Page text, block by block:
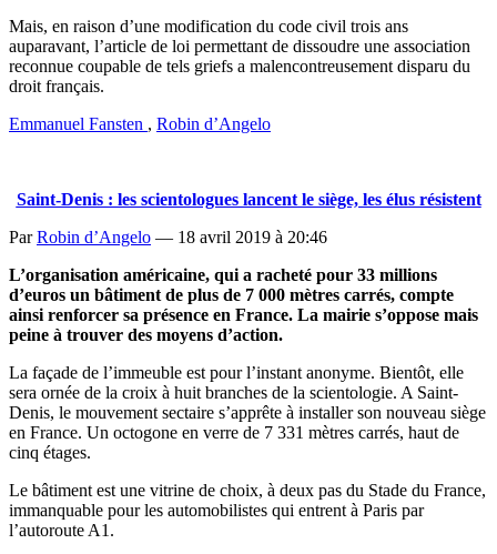
Mais, en raison d’une modification du code civil trois ans
auparavant, l’article de loi permettant de dissoudre une association
reconnue coupable de tels griefs a malencontreusement disparu du
droit français.
Emmanuel Fansten , Robin d’Angelo
Saint-Denis : les scientologues lancent le siège, les élus résistent
ParRobin d’Angelo — 18 avril 2019 à 20:46
L’organisation américaine, qui a racheté pour 33 millions
d’euros un bâtiment de plus de 7 000 mètres carrés, compte
ainsi renforcer sa présence en France. La mairie s’oppose mais
peine à trouver des moyens d’action.
La façade de l’immeuble est pour l’instant anonyme. Bientôt, elle
sera ornée de la croix à huit branches de la scientologie. A Saint-
Denis, le mouvement sectaire s’apprête à installer son nouveau siège
en France. Un octogone en verre de 7 331 mètres carrés, haut de
cinq étages.
Le bâtiment est une vitrine de choix, à deux pas du Stade du France,
immanquable pour les automobilistes qui entrent à Paris par
l’autoroute A1.